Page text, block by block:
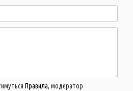
Правила, модератор